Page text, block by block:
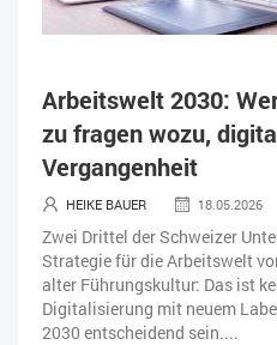
Arbeitswelt 2030:
zu fragen wozu,
Vergangenheit
HEIKE BAUER 18.05.2026
Zwei Drittel der Schweizer
Strategie für die Arbeitswelt
alter Führungskultur: Das ist
Digitalisierung mit neuem
2030 entscheidend sein....